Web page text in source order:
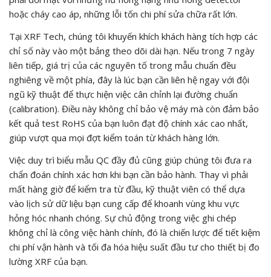
hoặc cháy cao áp, những lỗi tốn chi phí sửa chữa rất lớn.
Tại XRF Tech, chúng tôi khuyến khích khách hàng tích hợp các
chỉ số này vào một bảng theo dõi dài hạn. Nếu trong 7 ngày
liên tiếp, giá trị của các nguyên tố trong mẫu chuẩn đều
nghiêng về một phía, đây là lúc bạn cần liên hệ ngay với đội
ngũ kỹ thuật để thực hiện việc cân chỉnh lại đường chuẩn
(calibration). Điều này không chỉ bảo vệ máy mà còn đảm bảo
kết quả test RoHS của bạn luôn đạt độ chính xác cao nhất,
giúp vượt qua mọi đợt kiểm toán từ khách hàng lớn.
Việc duy trì biểu mẫu QC đầy đủ cũng giúp chúng tôi đưa ra
chẩn đoán chính xác hơn khi bạn cần bảo hành. Thay vì phải
mất hàng giờ để kiểm tra từ đầu, kỹ thuật viên có thể dựa
vào lịch sử dữ liệu bạn cung cấp để khoanh vùng khu vực
hỏng hóc nhanh chóng. Sự chủ động trong việc ghi chép
không chỉ là công việc hành chính, đó là chiến lược để tiết kiệm
chi phí vận hành và tối đa hóa hiệu suất đầu tư cho thiết bị đo
lường XRF của bạn.